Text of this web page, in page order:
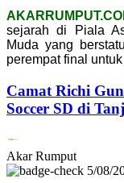
sejarah di Piala
Muda yang
perempat final
Camat Richi
Soccer SD di
Akar Rumput
5/08/